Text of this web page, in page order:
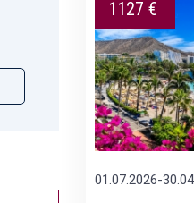
1127 €
01.07.2026-